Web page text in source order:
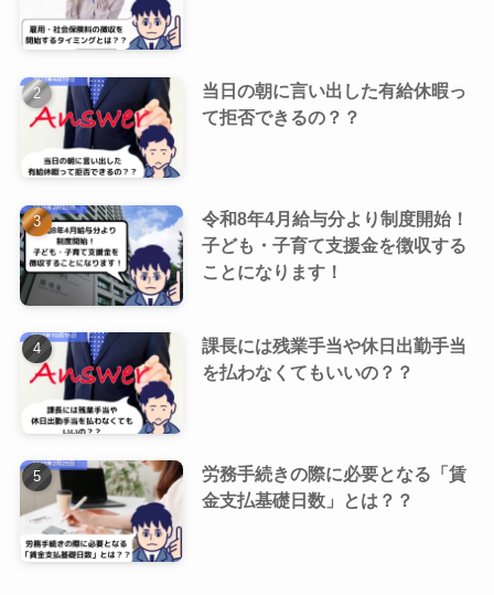
当日の朝に言い出した有給休暇っ
て拒否できるの？？
令和8年4月給与分より制度開始！
子ども・子育て支援金を徴収する
ことになります！
課長には残業手当や休日出勤手当
を払わなくてもいいの？？
労務手続きの際に必要となる「賃
金支払基礎日数」とは？？